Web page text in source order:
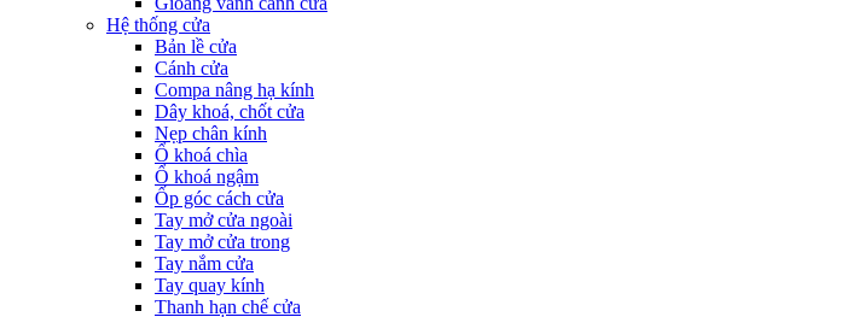
Hệ thống cửa
Bản lề cửa
Cánh cửa
Compa nâng hạ kính
Dây khoá, chốt cửa
Nẹp chân kính
Ổ khoá chìa
Ổ khoá ngậm
Ốp góc cách cửa
Tay mở cửa ngoài
Tay mở cửa trong
Tay nắm cửa
Tay quay kính
Thanh hạn chế cửa